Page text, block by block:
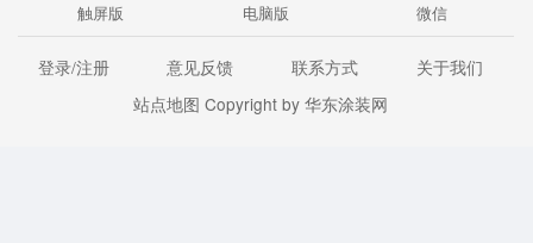
触屏版 电脑版 微信
登录/注册 意见反馈 联系方式
关于我们
站点地图 Copyright by 华东涂装网